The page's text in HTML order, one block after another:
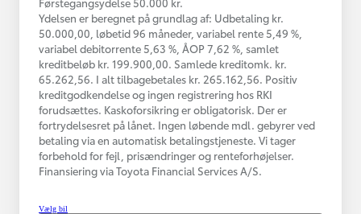
Ydelsen er beregnet på grundlag af: Udbetaling kr.
50.000,00, løbetid 96 måneder, variabel rente 5,49 %,
variabel debitorrente 5,63 %, ÅOP 7,62 %, samlet
kreditbeløb kr. 199.900,00. Samlede kreditomk. kr.
65.262,56. I alt tilbagebetales kr. 265.162,56. Positiv
kreditgodkendelse og ingen registrering hos RKI
forudsættes. Kaskoforsikring er obligatorisk. Der er
fortrydelsesret på lånet. Ingen løbende mdl. gebyrer ved
betaling via en automatisk betalingstjeneste. Vi tager
forbehold for fejl, prisændringer og renteforhøjelser.
Finansiering via Toyota Financial Services A/S.
Vælg bil